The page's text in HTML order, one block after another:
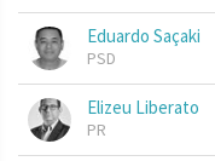
Eduardo Saçaki
PSD
Elizeu Liberato
PR